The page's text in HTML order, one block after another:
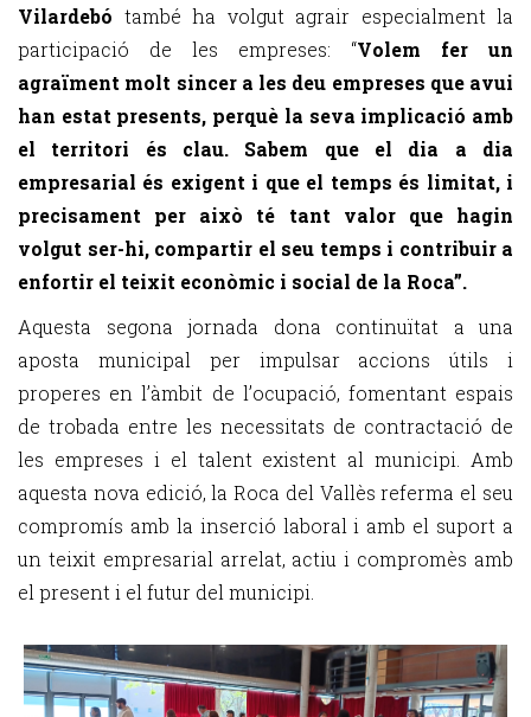
Vilardebó també ha volgut agrair especialment la
participació de les empreses: “Volem fer un
agraïment molt sincer a les deu empreses que avui
han estat presents, perquè la seva implicació amb
el territori és clau. Sabem que el dia a dia
empresarial és exigent i que el temps és limitat, i
precisament per això té tant valor que hagin
volgut ser-hi, compartir el seu temps i contribuir a
enfortir el teixit econòmic i social de la Roca”.
Aquesta segona jornada dona continuïtat a una
aposta municipal per impulsar accions útils i
properes en l’àmbit de l’ocupació, fomentant espais
de trobada entre les necessitats de contractació de
les empreses i el talent existent al municipi. Amb
aquesta nova edició, la Roca del Vallès referma el seu
compromís amb la inserció laboral i amb el suport a
un teixit empresarial arrelat, actiu i compromès amb
el present i el futur del municipi.